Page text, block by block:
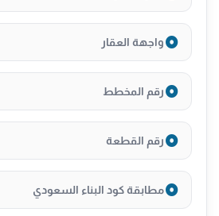
واجهة العقار
رقم المخطط
رقم القطعة
مطابقة كود البناء السعودي